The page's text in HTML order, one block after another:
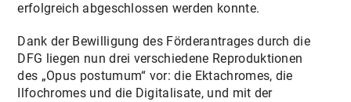
erfolgreich abgeschlossen werden konnte.
Dank der Bewilligung des Förderantrages durch die
DFG liegen nun drei verschiedene Reproduktionen
des „Opus postumum“ vor: die Ektachromes, die
Ilfochromes und die Digitalisate, und mit der